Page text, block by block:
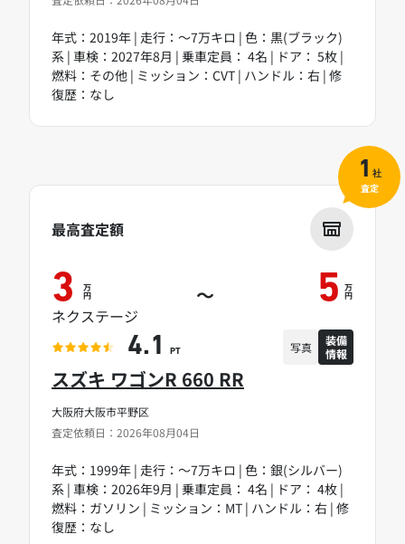
年式：2019年 | 走行：～7万キロ | 色：黒(ブラック)
系 | 車検：2027年8月 | 乗車定員： 4名 | ドア： 5枚 |
燃料：その他 | ミッション：CVT | ハンドル：右 | 修
復歴：なし
大阪府大阪市平野区
査定依頼日：2026年08月04日
スズキ ワゴンR 660 RR
年式：1999年 | 走行：～7万キロ | 色：銀(シルバー)
系 | 車検：2026年9月 | 乗車定員： 4名 | ドア： 4枚 |
燃料：ガソリン | ミッション：MT | ハンドル：右 | 修
復歴：なし
最高査定額
3 万
円 ～ 5 万
円
ネクステージ
4.1 PT 写真
装備
情報
1 社
査定